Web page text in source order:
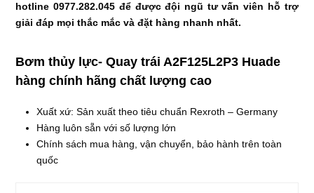
hotline 0977.282.045 để được đội ngũ tư vấn viên hỗ trợ
giải đáp mọi thắc mắc và đặt hàng nhanh nhất.
Bơm thủy lực- Quay trái A2F125L2P3 Huade
hàng chính hãng chất lượng cao
Xuất xứ: Sản xuất theo tiêu chuẩn Rexroth – Germany
Hàng luôn sẵn với số lượng lớn
Chính sách mua hàng, vận chuyển, bảo hành trên toàn
quốc